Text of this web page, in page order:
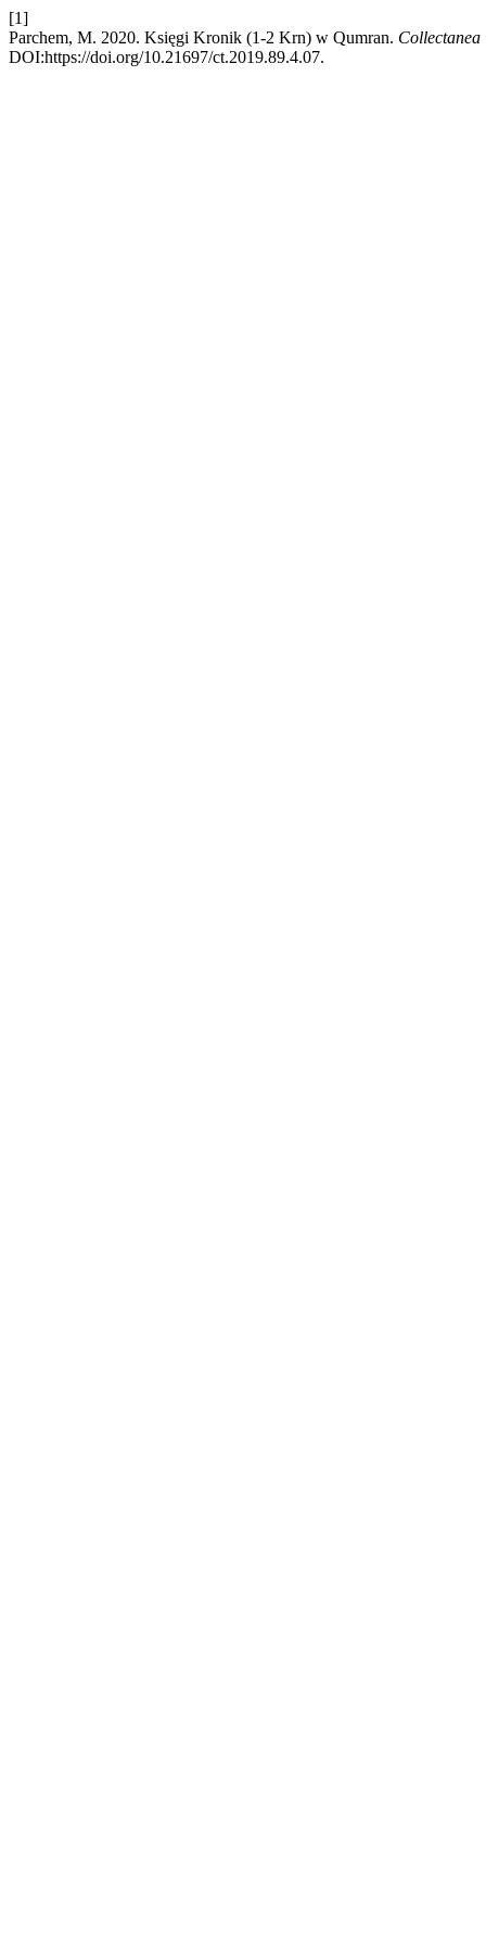
[1]
Parchem, M. 2020. Księgi Kronik (1-2 Krn) w Qumran.
DOI:https://doi.org/10.21697/ct.2019.89.4.07.